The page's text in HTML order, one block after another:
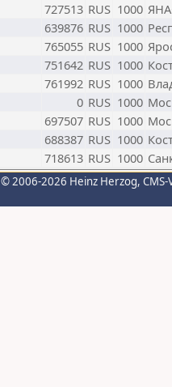
727513 RUS 1000
639876 RUS 1000
765055 RUS 1000
751642 RUS 1000
761992 RUS 1000
0 RUS 1000
697507 RUS 1000
688387 RUS 1000
718613 RUS 1000
© 2006-2026 Heinz Herzog,